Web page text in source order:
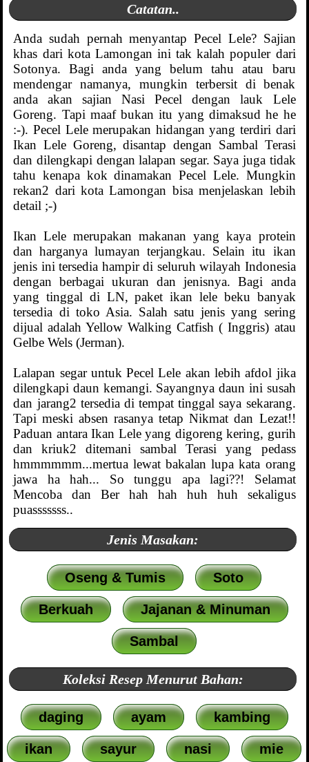
Catatan..
Anda sudah pernah menyantap Pecel Lele? Sajian
khas dari kota Lamongan ini tak kalah populer dari
Sotonya. Bagi anda yang belum tahu atau baru
mendengar namanya, mungkin terbersit di benak
anda akan sajian Nasi Pecel dengan lauk Lele
Goreng. Tapi maaf bukan itu yang dimaksud he he
:-). Pecel Lele merupakan hidangan yang terdiri dari
Ikan Lele Goreng, disantap dengan Sambal Terasi
dan dilengkapi dengan lalapan segar. Saya juga tidak
tahu kenapa kok dinamakan Pecel Lele. Mungkin
rekan2 dari kota Lamongan bisa menjelaskan lebih
detail ;-)
Ikan Lele merupakan makanan yang kaya protein
dan harganya lumayan terjangkau. Selain itu ikan
jenis ini tersedia hampir di seluruh wilayah Indonesia
dengan berbagai ukuran dan jenisnya. Bagi anda
yang tinggal di LN, paket ikan lele beku banyak
tersedia di toko Asia. Salah satu jenis yang sering
dijual adalah Yellow Walking Catfish ( Inggris) atau
Gelbe Wels (Jerman).
Lalapan segar untuk Pecel Lele akan lebih afdol jika
dilengkapi daun kemangi. Sayangnya daun ini susah
dan jarang2 tersedia di tempat tinggal saya sekarang.
Tapi meski absen rasanya tetap Nikmat dan Lezat!!
Paduan antara Ikan Lele yang digoreng kering, gurih
dan kriuk2 ditemani sambal Terasi yang pedass
hmmmmmm...mertua lewat bakalan lupa kata orang
jawa ha hah... So tunggu apa lagi??! Selamat
Mencoba dan Ber hah hah huh huh sekaligus
puasssssss..
Jenis Masakan:
Oseng & Tumis Soto
Berkuah Jajanan & Minuman
Sambal
Koleksi Resep Menurut Bahan:
daging ayam kambing
ikan sayur nasi mie